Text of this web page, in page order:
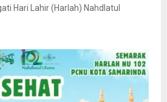
Hari Lahir (Harlah) Nahdlatul